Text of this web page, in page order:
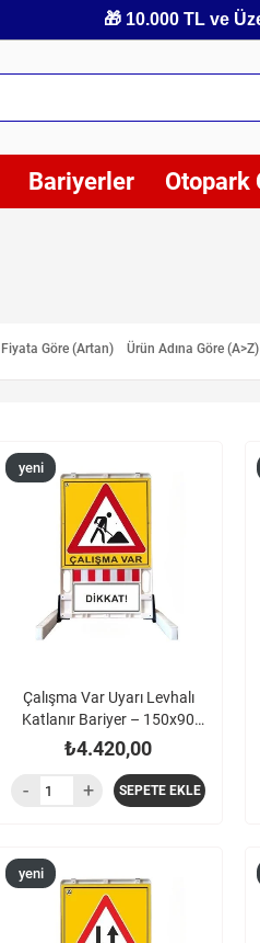
🎁 10.000 TL ve
Bariyerler Otopark
Fiyata Göre (Artan) Ürün Adına Göre (A>Z)
Çalışma Var Uyarı Levhalı
Katlanır Bariyer – 150x90
Reflektif
₺4.420,00
yeni
SEPETE EKLE
yeni